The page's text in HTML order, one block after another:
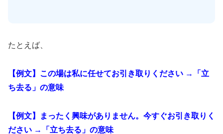
たとえば、
【例文】この場は私に任せてお引き取りください →「立
ち去る」の意味
【例文】まったく興味がありません。今すぐお引き取りく
ださい →「立ち去る」の意味